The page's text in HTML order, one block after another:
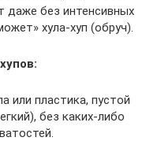
даже без интенсивных
хула-хуп (обруч).
или пластика, пустой
без каких-либо